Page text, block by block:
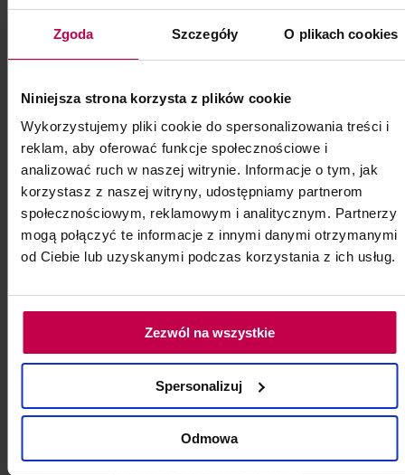
Zgoda Szczegóły O plikach cookies
Niniejsza strona korzysta z plików cookie
Wykorzystujemy pliki cookie do spersonalizowania treści i
reklam, aby oferować funkcje społecznościowe i
analizować ruch w naszej witrynie. Informacje o tym, jak
korzystasz z naszej witryny, udostępniamy partnerom
społecznościowym, reklamowym i analitycznym. Partnerzy
mogą połączyć te informacje z innymi danymi otrzymanymi
od Ciebie lub uzyskanymi podczas korzystania z ich usług.
Zezwól na wszystkie
Spersonalizuj
Odmowa
100 szt.
Poj: ml
19, - zł
do koszyka